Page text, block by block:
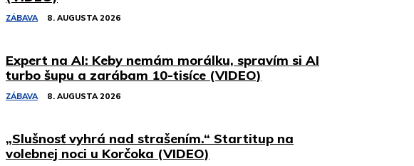
ZÁBAVA 8. AUGUSTA 2026
Expert na AI: Keby nemám morálku, spravím si AI
turbo šupu a zarábam 10-tisíce (VIDEO)
ZÁBAVA 8. AUGUSTA 2026
„Slušnosť vyhrá nad strašením.“ Startitup na
volebnej noci u Korčoka (VIDEO)